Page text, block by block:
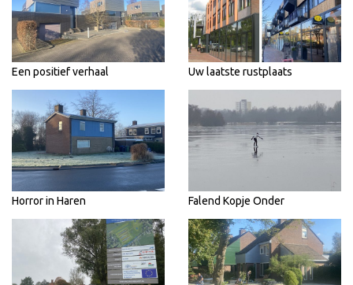
Een positief verhaal Uw laatste rustplaats
Horror in Haren Falend Kopje Onder